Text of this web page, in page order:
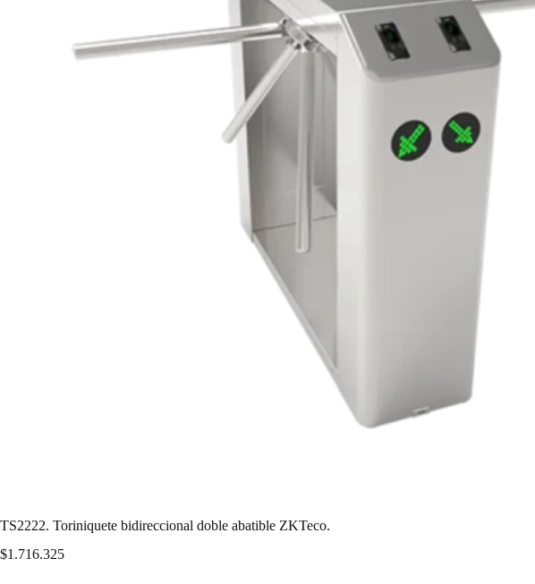
TS2222. Toriniquete bidireccional doble abatible ZKTeco.
$1.716.325